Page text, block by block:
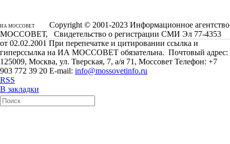
ИА МОССОВЕТ
Copyright © 2001-2023 Информационное агентство
МОССОВЕТ, Свидетельство о регистрации СМИ Эл 77-4353
от 02.02.2001 При перепечатке и цитировании ссылка и
гиперссылка на ИА МОССОВЕТ обязательна. Почтовый адрес:
125009, Москва, ул. Тверская, 7, а/я 71, Моссовет Телефон: +7
903 772 39 20 E-mail: info@mossovetinfo.ru
RSS
В закладки